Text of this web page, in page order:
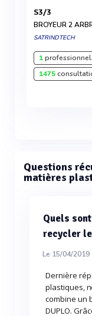
S3/3
BROYEUR 2
SATRINDTECH
1
1475
Questions
matières
Quels
recycler
Le 15/04/2019
Dernière
plastiques,
combine un
DUPLO.